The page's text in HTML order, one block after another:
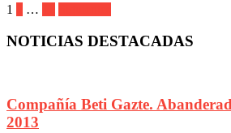
1 …
NOTICIAS DESTACADAS
Compañía Beti Gazte.
2013